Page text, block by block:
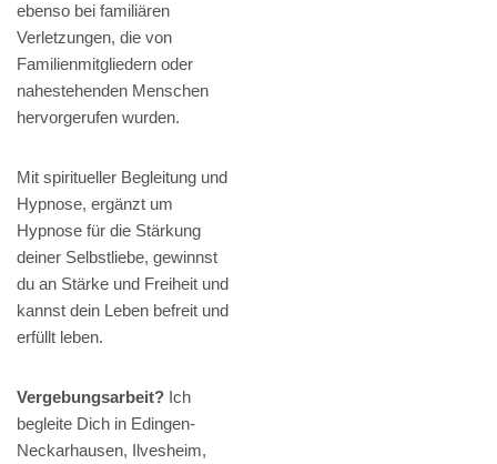
ebenso bei familiären
Verletzungen, die von
Familienmitgliedern oder
nahestehenden Menschen
hervorgerufen wurden.
Mit spiritueller Begleitung und
Hypnose, ergänzt um
Hypnose für die Stärkung
deiner Selbstliebe, gewinnst
du an Stärke und Freiheit und
kannst dein Leben befreit und
erfüllt leben.
Vergebungsarbeit? Ich
begleite Dich in Edingen-
Neckarhausen, Ilvesheim,